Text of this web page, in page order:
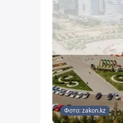
Фото: zakon.kz